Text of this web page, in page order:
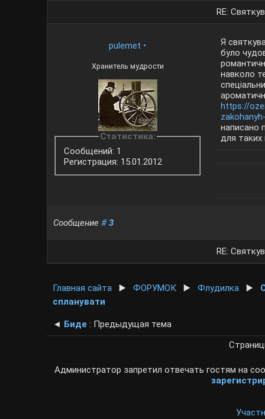
RE:
pulemet •
Хранитель мудрости
Статистика:
Сообщений: 1
Регистрация: 15.01.2012
Я
було
навколо
https://
написано
для таких
Сообщение#3
RE:
Главная сайта ▶️ФОРУМОК ▶️Флудилка ▶️
спланувати
◄ Биде : Предыдущая тема
Администратор запретил отвечать гостям на